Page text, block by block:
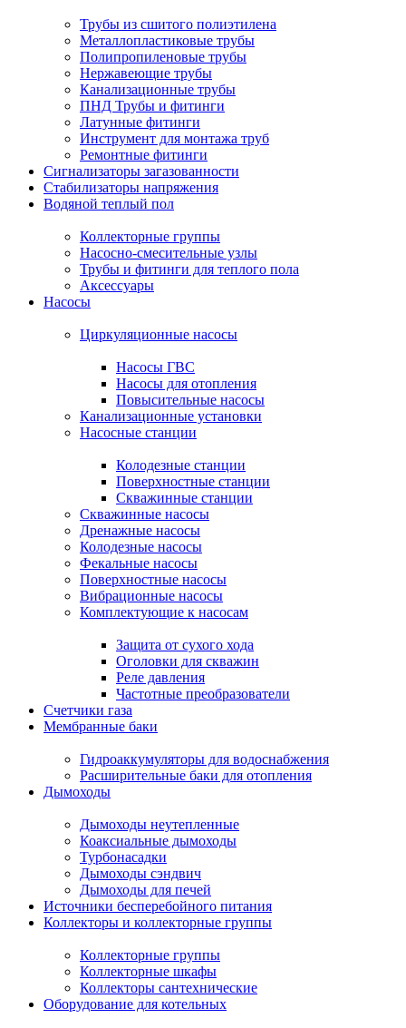
Трубы из сшитого полиэтилена
Металлопластиковые трубы
Полипропиленовые трубы
Нержавеющие трубы
Канализационные трубы
ПНД Трубы и фитинги
Латунные фитинги
Инструмент для монтажа труб
Ремонтные фитинги
Сигнализаторы загазованности
Стабилизаторы напряжения
Водяной теплый пол
Коллекторные группы
Насосно-смесительные узлы
Трубы и фитинги для теплого пола
Аксессуары
Насосы
Циркуляционные насосы
Насосы ГВС
Насосы для отопления
Повысительные насосы
Канализационные установки
Насосные станции
Колодезные станции
Поверхностные станции
Скважинные станции
Скважинные насосы
Дренажные насосы
Колодезные насосы
Фекальные насосы
Поверхностные насосы
Вибрационные насосы
Комплектующие к насосам
Защита от сухого хода
Оголовки для скважин
Реле давления
Частотные преобразователи
Счетчики газа
Мембранные баки
Гидроаккумуляторы для водоснабжения
Расширительные баки для отопления
Дымоходы
Дымоходы неутепленные
Коаксиальные дымоходы
Турбонасадки
Дымоходы сэндвич
Дымоходы для печей
Источники бесперебойного питания
Коллекторы и коллекторные группы
Коллекторные группы
Коллекторные шкафы
Коллекторы сантехнические
Оборудование для котельных